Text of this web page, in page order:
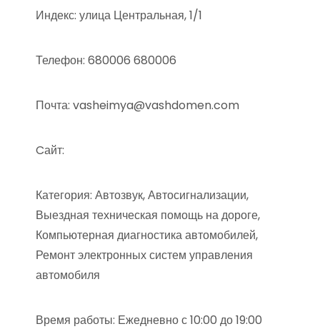
Индекс: улица Центральная, 1/1
Телефон: 680006 680006
Почта: vasheimya@vashdomen.com
Cайт:
Категория: Автозвук, Автосигнализации,
Выездная техническая помощь на дороге,
Компьютерная диагностика автомобилей,
Ремонт электронных систем управления
автомобиля
Время работы: Ежедневно с 10:00 до 19:00